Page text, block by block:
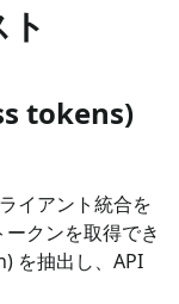
tokens)
イアント統合を
クンを取得でき
を抽出し、API